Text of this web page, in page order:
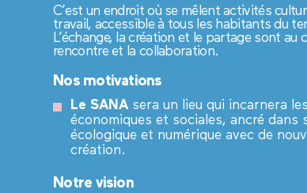
C’est un endroit où se mêlent activités
travail, accessible à tous les habitants du
L’échange, la création et le partage sont
rencontre et la collaboration.
Nos motivations
Le SANA sera un lieu qui incarnera
économiques et sociales, ancré
écologique et numérique avec de
création.
Notre vision